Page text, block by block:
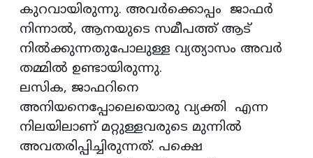
കുറവായിരുന്നു. അവര്‍ക്കൊപ്പം ജാഫർ
നിന്നാല്‍, ആനയുടെ സമീപത്ത് ആട്
നിൽക്കുന്നതുപോലുള്ള വ്യത്യാസം അവര്‍
തമ്മില്‍ ഉണ്ടായിരുന്നു.
ലസിക, ജാഫറിനെ
അനിയനെപ്പോലെയൊരു വ്യക്തി എന്ന
നിലയിലാണ് മറ്റുള്ളവരുടെ മുന്നില്‍
അവതരിപ്പിച്ചിരുന്നത്. പക്ഷെ